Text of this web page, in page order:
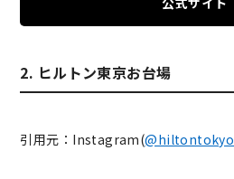
2. ヒルトン東京お台場
引用元：Instagram(@hiltontokyo